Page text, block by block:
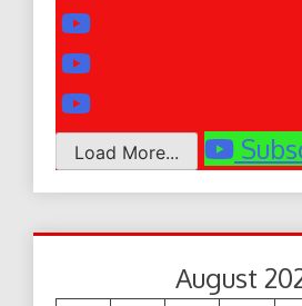
Load More...
August